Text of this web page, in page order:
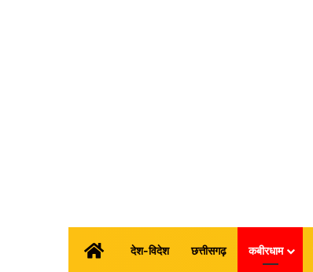
होम देश-विदेश छत्तीसगढ़ कबीरधाम